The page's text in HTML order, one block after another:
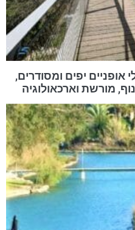
אופניים יפים ומסודרים,
מורשת וארכאולוגיה